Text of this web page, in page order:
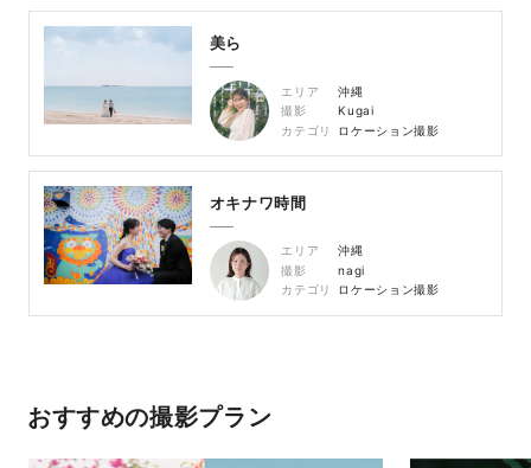
美ら
エリア
沖縄
撮影
Kugai
カテゴリ
ロケーション撮影
オキナワ時間
エリア
沖縄
撮影
nagi
カテゴリ
ロケーション撮影
おすすめの撮影プラン